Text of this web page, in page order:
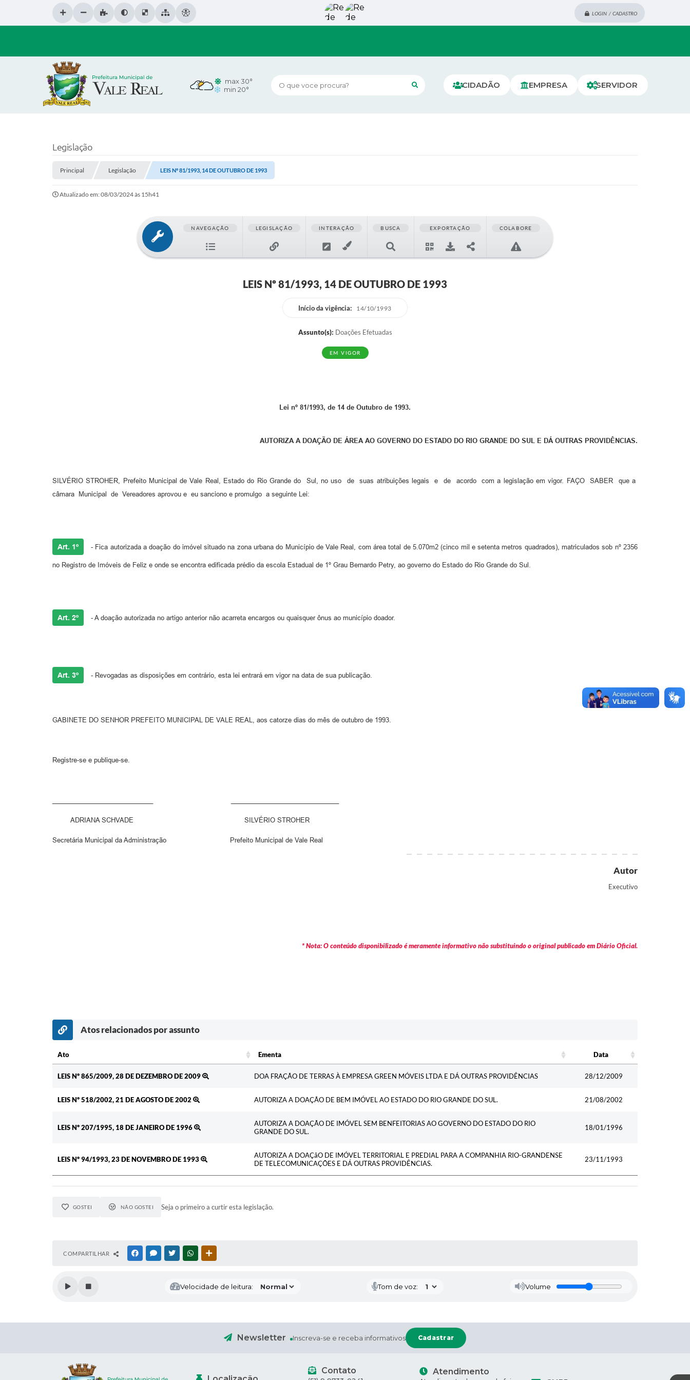
LOGIN / CADASTRO
O que voce procura? CIDADÃO EMPRESA SERVIDOR
max 30°
min 20°
Legislação
Principal Legislação LEIS Nº 81/1993, 14 DE OUTUBRO DE 1993
Atualizado em: 08/03/2024 às 15h41
NAVEGAÇÃO LEGISLAÇÃO INTERAÇÃO BUSCA EXPORTAÇÃO COLABORE
LEIS Nº 81/1993, 14 DE OUTUBRO DE 1993
Início da vigência: 14/10/1993
Assunto(s): Doações Efetuadas
EM VIGOR
Lei nº 81/1993, de 14 de Outubro de 1993.
AUTORIZA A DOAÇÃO DE ÁREA AO GOVERNO DO ESTADO DO RIO GRANDE DO SUL E DÁ OUTRAS PROVIDÊNCIAS.
SILVÉRIO STROHER, Prefeito Municipal de Vale Real, Estado do Rio Grande do Sul, no uso de suas atribuições legais e de acordo com a legislação em vigor. FAÇO SABER que a
câmara Municipal de Vereadores aprovou e eu sanciono e promulgo a seguinte Lei:
Art. 1º - Fica autorizada a doação do imóvel situado na zona urbana do Município de Vale Real, com área total de 5.070m2 (cinco mil e setenta metros quadrados), matriculados sob nº 2356
no Registro de Imóveis de Feliz e onde se encontra edificada prédio da escola Estadual de 1º Grau Bernardo Petry, ao governo do Estado do Rio Grande do Sul.
Art. 2º - A doação autorizada no artigo anterior não acarreta encargos ou quaisquer ônus ao município doador.
Art. 3º - Revogadas as disposições em contrário, esta lei entrará em vigor na data de sua publicação.
GABINETE DO SENHOR PREFEITO MUNICIPAL DE VALE REAL, aos catorze dias do mês de outubro de 1993.
Registre-se e publique-se.
ADRIANA SCHVADE SILVÉRIO STROHER
Secretária Municipal da Administração Prefeito Municipal de Vale Real
Autor
Executivo
* Nota: O conteúdo disponibilizado é meramente informativo não substituindo o original publicado em Diário Oficial.
Atos relacionados por assunto
Ato Ementa
Data
LEIS Nº 865/2009, 28 DE DEZEMBRO DE 2009
DOA FRAÇÃO DE TERRAS À EMPRESA GREEN MÓVEIS LTDA E DÁ OUTRAS PROVIDÊNCIAS 28/12/2009
LEIS Nº 518/2002, 21 DE AGOSTO DE 2002 AUTORIZA A DOAÇÃO DE BEM IMÓVEL AO ESTADO DO RIO GRANDE DO SUL. 21/08/2002
LEIS Nº 207/1995, 18 DE JANEIRO DE 1996
AUTORIZA A DOAÇÃO DE IMÓVEL SEM BENFEITORIAS AO GOVERNO DO ESTADO DO RIO
GRANDE DO SUL.
18/01/1996
LEIS Nº 94/1993, 23 DE NOVEMBRO DE 1993
AUTORIZA A DOAÇâO DE IMÓVEL TERRITORIAL E PREDIAL PARA A COMPANHIA RIO-GRANDENSE
DE TELECOMUNICAÇÕES E DÁ OUTRAS PROVIDÊNCIAS.
23/11/1993
GOSTEI NÃO GOSTEI Seja o primeiro a curtir esta legislação.
COMPARTILHAR FACEBOOKMESSENGER
TWITTERWHATSAPP
Velocidade de leitura: Tom de voz: Volume
Newsletter Inscreva-se e receba informativos Cadastrar
Contato Atendimento